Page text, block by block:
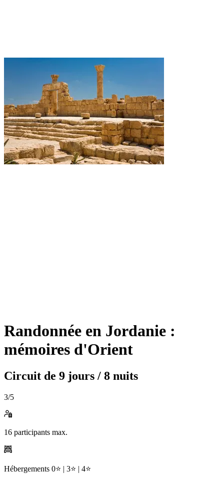
Randonnée en Jordanie :
mémoires d'Orient
Circuit de 9 jours / 8 nuits
3/5
16 participants max.
Hébergements 0⭐️ | 3⭐️ | 4⭐️